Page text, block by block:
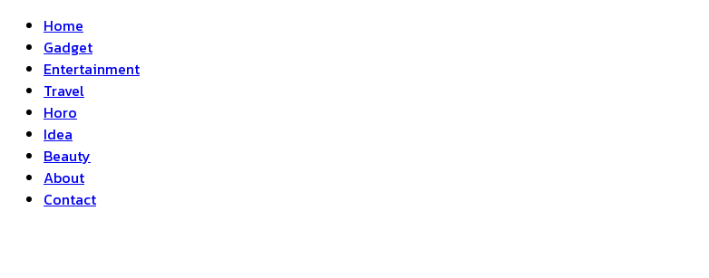
Home
Gadget
Entertainment
Travel
Horo
Idea
Beauty
About
Contact